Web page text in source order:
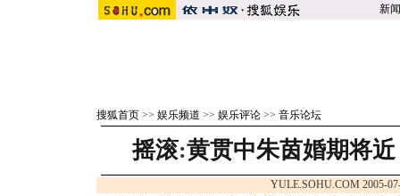
新闻
搜狐首页 >> 娱乐频道 >> 娱乐评论 >> 音乐论坛
摇滚:黄贯中朱茵婚期将
YULE.SOHU.COM 2005-